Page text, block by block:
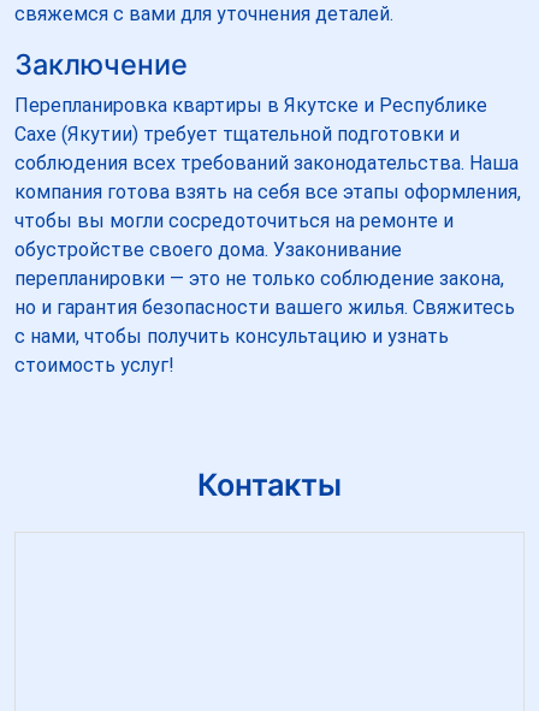
свяжемся с вами для уточнения деталей.
Заключение
Перепланировка квартиры в Якутске и Республике
Сахе (Якутии) требует тщательной подготовки и
соблюдения всех требований законодательства. Наша
компания готова взять на себя все этапы оформления,
чтобы вы могли сосредоточиться на ремонте и
обустройстве своего дома. Узаконивание
перепланировки — это не только соблюдение закона,
но и гарантия безопасности вашего жилья. Свяжитесь
с нами, чтобы получить консультацию и узнать
стоимость услуг!
Контакты